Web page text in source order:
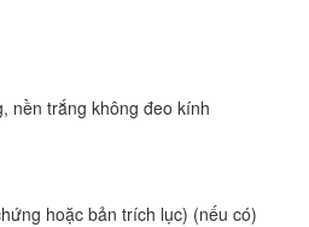
nền trắng không đeo kính
hoặc bản trích lục) (nếu có)